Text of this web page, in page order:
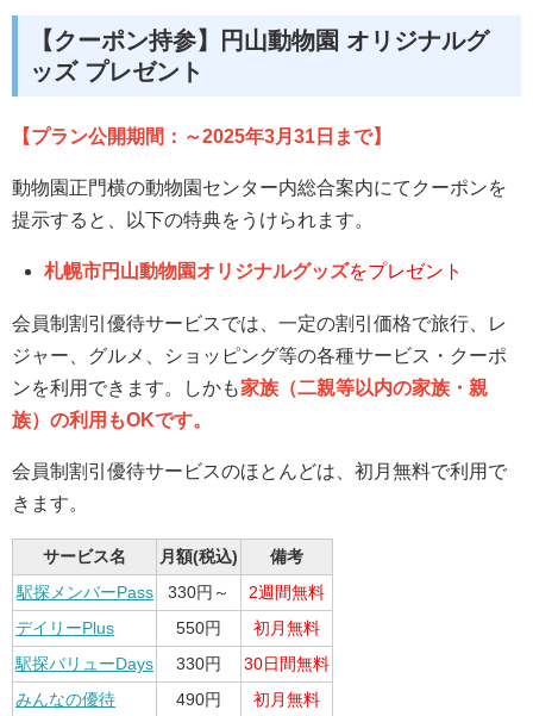
【クーポン持参】円山動物園 オリジナルグ
ッズ プレゼント
【プラン公開期間：～2025年3月31日まで】
動物園正門横の動物園センター内総合案内にてクーポンを
提示すると、以下の特典をうけられます。
札幌市円山動物園オリジナルグッズをプレゼント
会員制割引優待サービスでは、一定の割引価格で旅行、レ
ジャー、グルメ、ショッピング等の各種サービス・クーポ
ンを利用できます。しかも家族（二親等以内の家族・親
族）の利用もOKです。
会員制割引優待サービスのほとんどは、初月無料で利用で
きます。
サービス名 月額(税込)
備考
駅探メンバーPass
330円～
2週間無料
デイリーPlus
550円
初月無料
駅探バリューDays
330円
30日間無料
みんなの優待
490円 初月無料